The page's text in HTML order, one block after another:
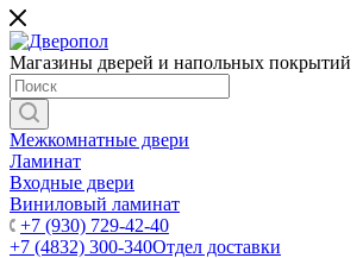
Магазины дверей и напольных покрытий
Межкомнатные двери
Ламинат
Входные двери
Виниловый ламинат
+7 (930) 729-42-40
+7 (4832) 300-340Отдел доставки